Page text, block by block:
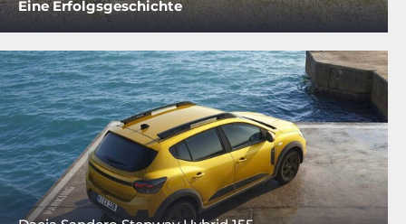
Eine Erfolgsgeschichte